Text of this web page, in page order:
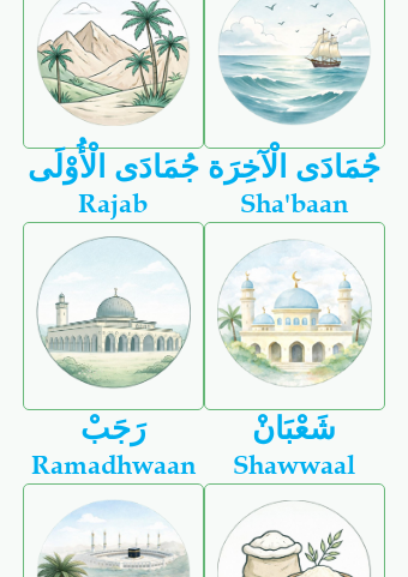
جُمَادَى الْأُوْلَى جُمَادَى الْآخِرَة
Rajab
رَجَبْ
Sha'baan
شَعْبَانْ
Ramadhwaan Shawwaal